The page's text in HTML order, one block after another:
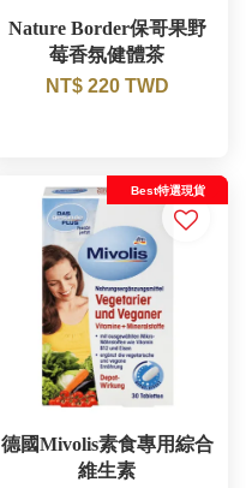
Nature Border保哥果野
莓香氛健體茶
NT$ 220 TWD
Best特選現貨
德國Mivolis素食專用綜合
維生素